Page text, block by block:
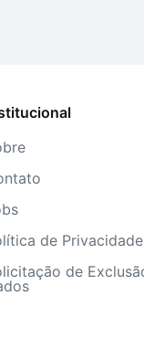
de Privacidade
de